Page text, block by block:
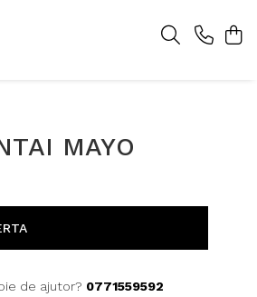
MAYO
de ajutor? 0771559592